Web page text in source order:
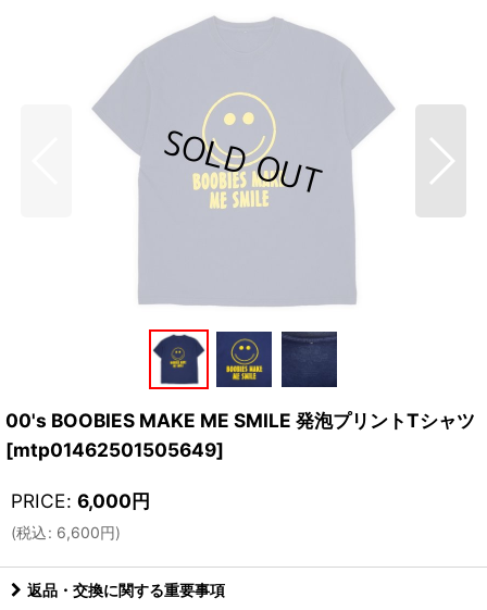
00's BOOBIES MAKE ME SMILE 発泡プリントTシャツ
[mtp01462501505649]
PRICE: 6,000円
(税込: 6,600円)
返品・交換に関する重要事項